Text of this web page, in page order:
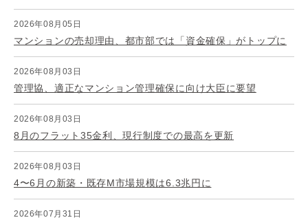
2026年08月05日
マンションの売却理由、都市部では「資金確保」がトップに
2026年08月03日
管理協、適正なマンション管理確保に向け大臣に要望
2026年08月03日
8月のフラット35金利、現行制度での最高を更新
2026年08月03日
4〜6月の新築・既存M市場規模は6.3兆円に
2026年07月31日